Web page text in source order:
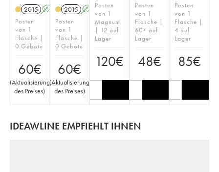
2015 A
Posten
von 1
Flasche |
0 Gebote
60€
(Aktualisierung
des Preises)
2015 A
Posten
von 1
Flasche |
0 Gebote
60€
(Aktualisierung
des Preises)
Posten
von 1
Magnum
| 12 auf
Lager
120€
Posten
von 1
Flasche |
60+ auf
Lager
48€
Posten
von 1
Flasche |
4 auf
Lager
85€
IDEAWLINE EMPFIEHLT IHNEN